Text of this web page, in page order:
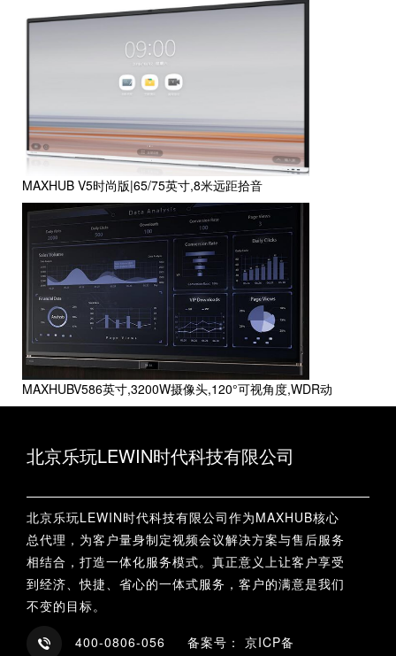
MAXHUB V5时尚版|65/75英寸,8米远距拾音
MAXHUBV586英寸,3200W摄像头,120°可视角度,WDR动
北京乐玩LEWIN时代科技有限公司
北京乐玩LEWIN时代科技有限公司作为MAXHUB核心
总代理，为客户量身制定视频会议解决方案与售后服务
相结合，打造一体化服务模式。真正意义上让客户享受
到经济、快捷、省心的一体式服务，客户的满意是我们
不变的目标。
400-0806-056 备案号： 京ICP备